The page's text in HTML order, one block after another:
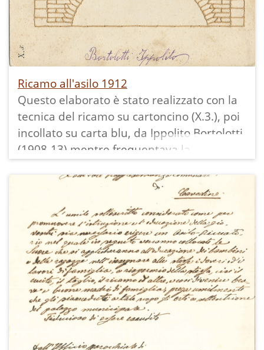
Ricamo all'asilo 1912
Questo elaborato è stato realizzato con la
tecnica del ricamo su cartoncino (X.3.), poi
incollato su carta blu, da Ippolito Bortolotti
(1908-13) mentre frequentava la